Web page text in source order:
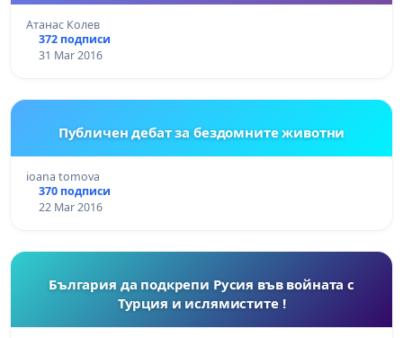
Атанас Колев
372 подписи
31 Mar 2016
Публичен дебат за бездомните животни
ioana tomova
370 подписи
22 Mar 2016
България да подкрепи Русия във войната с
Турция и ислямистите !